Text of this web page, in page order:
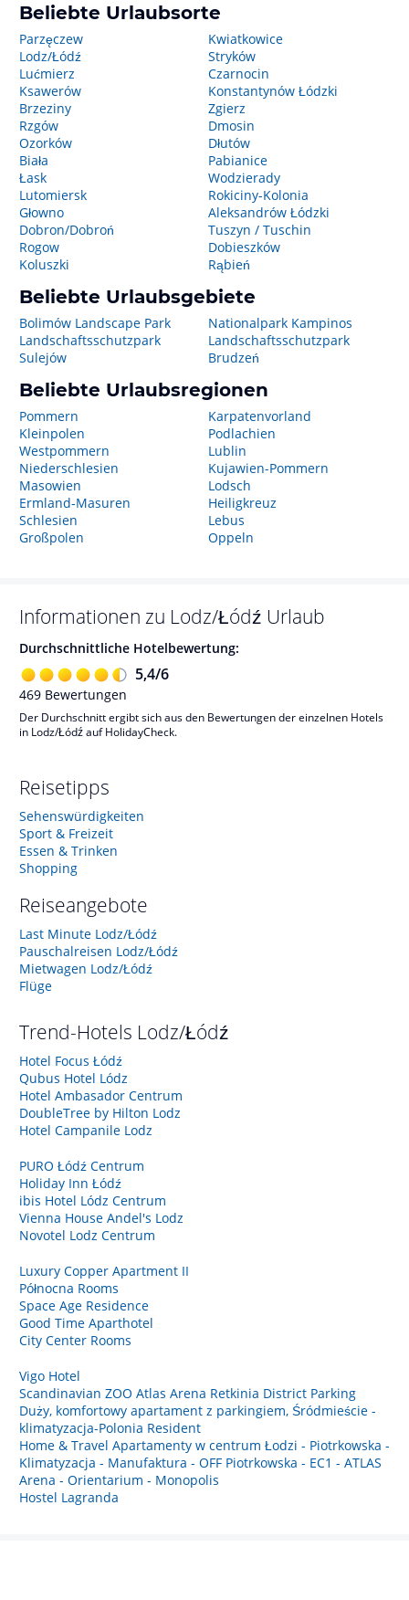
Beliebte Urlaubsorte
Parzęczew
Lodz/Łódź
Lućmierz
Ksawerów
Brzeziny
Rzgów
Ozorków
Biała
Łask
Lutomiersk
Głowno
Dobron/Dobroń
Rogow
Koluszki
Kwiatkowice
Stryków
Czarnocin
Konstantynów Łódzki
Zgierz
Dmosin
Dłutów
Pabianice
Wodzierady
Rokiciny-Kolonia
Aleksandrów Łódzki
Tuszyn / Tuschin
Dobieszków
Rąbień
Beliebte Urlaubsgebiete
Bolimów Landscape Park
Landschaftsschutzpark
Sulejów
Nationalpark Kampinos
Landschaftsschutzpark
Brudzeń
Beliebte Urlaubsregionen
Pommern
Kleinpolen
Westpommern
Niederschlesien
Masowien
Ermland-Masuren
Schlesien
Großpolen
Karpatenvorland
Podlachien
Lublin
Kujawien-Pommern
Lodsch
Heiligkreuz
Lebus
Oppeln
Informationen zu Lodz/Łódź Urlaub
Durchschnittliche Hotelbewertung:
5,4/6
469 Bewertungen
Der Durchschnitt ergibt sich aus den Bewertungen der einzelnen Hotels
in Lodz/Łódź auf HolidayCheck.
Reisetipps
Sehenswürdigkeiten
Sport & Freizeit
Essen & Trinken
Shopping
Reiseangebote
Last Minute Lodz/Łódź
Pauschalreisen Lodz/Łódź
Mietwagen Lodz/Łódź
Flüge
Trend-Hotels Lodz/Łódź
Hotel Focus Łódź
Qubus Hotel Lódz
Hotel Ambasador Centrum
DoubleTree by Hilton Lodz
Hotel Campanile Lodz
PURO Łódź Centrum
Holiday Inn Łódź
ibis Hotel Lódz Centrum
Vienna House Andel's Lodz
Novotel Lodz Centrum
Luxury Copper Apartment II
Północna Rooms
Space Age Residence
Good Time Aparthotel
City Center Rooms
Vigo Hotel
Scandinavian ZOO Atlas Arena Retkinia District Parking
Duży, komfortowy apartament z parkingiem, Śródmieście -
klimatyzacja-Polonia Resident
Home & Travel Apartamenty w centrum Łodzi - Piotrkowska -
Klimatyzacja - Manufaktura - OFF Piotrkowska - EC1 - ATLAS
Arena - Orientarium - Monopolis
Hostel Lagranda